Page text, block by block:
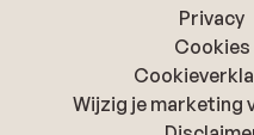
Privacy
Cookies
Wijzig je marketing